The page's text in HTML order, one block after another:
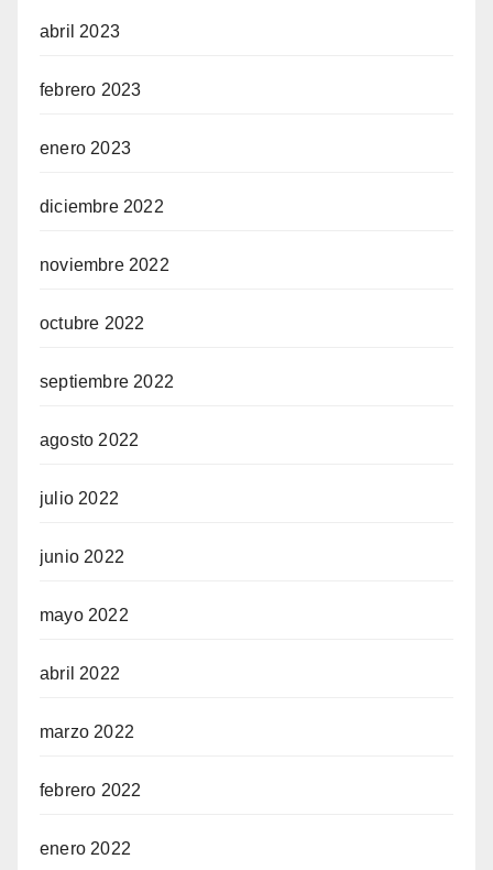
abril 2023
febrero 2023
enero 2023
diciembre 2022
noviembre 2022
octubre 2022
septiembre 2022
agosto 2022
julio 2022
junio 2022
mayo 2022
abril 2022
marzo 2022
febrero 2022
enero 2022